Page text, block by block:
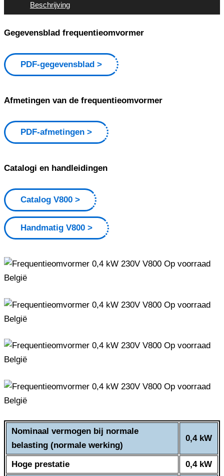
Beschrijving
Gegevensblad frequentieomvormer
PDF-gegevensblad
Afmetingen van de frequentieomvormer
PDF-afmetingen
Catalogi en handleidingen
Catalog V800
Handmatig V800
Nominaal vermogen bij normale
belasting (normale werking)
0,4 kW
Hoge prestatie
0,4 kW